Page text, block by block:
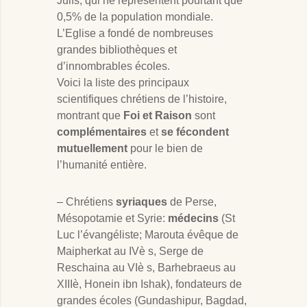
0,5% de la population mondiale.
L’Eglise a fondé de nombreuses
grandes bibliothèques et
d’innombrables écoles.
Voici la liste des principaux
scientifiques chrétiens de l’histoire,
montrant que Foi et Raison sont
complémentaires etse fécondent
mutuellement pour le bien de
l’humanité entière.
– Chrétiens syriaques de Perse,
Mésopotamie et Syrie: médecins (St
Luc l’évangéliste; Marouta évêque de
Maipherkat au IVè s, Serge de
Reschaina au VIè s, Barhebraeus au
XIIIè, Honein ibn Ishak), fondateurs de
grandes écoles (Gundashipur, Bagdad,